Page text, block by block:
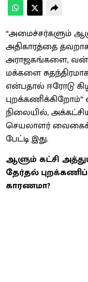
“அமைச்சர்களும்
அதிகாரத்தை
அராஜகங்களை,
மக்களை
என்பதால் ஈரோடு
நிலையில்,
செயலாளர் வைகைச்
பேட்டி இது.
ஆளும் கட்சி
தேர்தல்
காரணமா?